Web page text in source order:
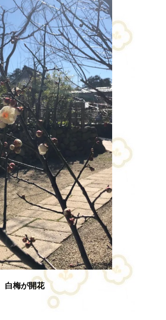
梅が開花